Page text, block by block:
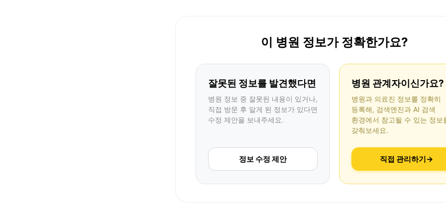
이 병원 정보가 정확한가요?
잘못된 정보를 발견했다면
병원 정보 중 잘못된 내용이 있거나,
직접 방문 후 알게 된 정보가 있다면
수정 제안을 보내주세요.
정보 수정 제안
병원 관계자이신가요?
병원과 의료진 정보를 정확히
등록해, 검색엔진과 AI 검색
환경에서 참고될 수 있는 정보
갖춰보세요.
직접 관리하기→